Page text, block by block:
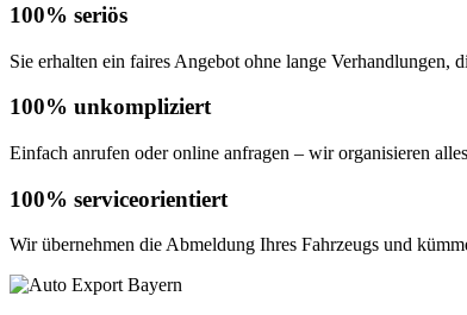
100% seriös
Sie erhalten ein faires Angebot ohne lange Verhandlungen,
100% unkompliziert
Einfach anrufen oder online anfragen – wir organisieren
100% serviceorientiert
Wir übernehmen die Abmeldung Ihres Fahrzeugs und